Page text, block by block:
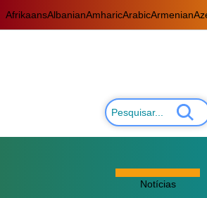
AfrikaansAlbanianAmharicArabicArmenian
Notícias